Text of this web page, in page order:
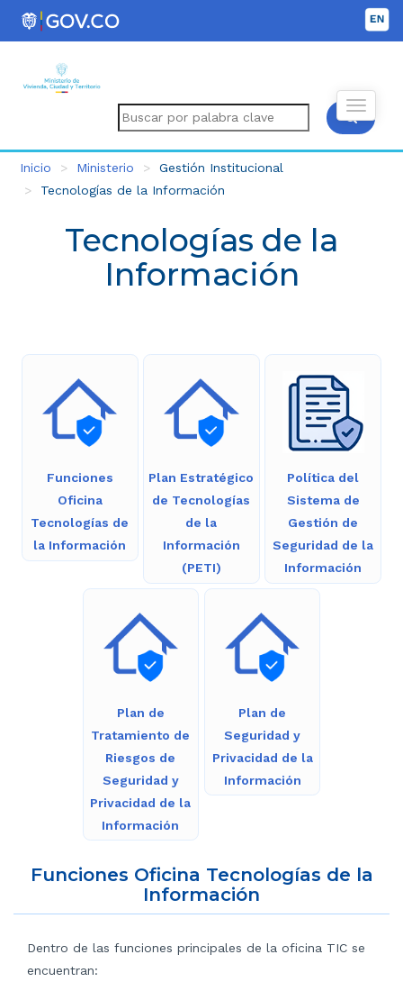
Inicio Ministerio
Gestión Institucional
Tecnologías de la Información
Tecnologías de la
Información
Funciones
Oficina
Tecnologías de
la Información
Plan Estratégico
de Tecnologías
de la
Información
(PETI)
Política del
Sistema de
Gestión de
Seguridad de la
Información
Plan de
Tratamiento de
Riesgos de
Seguridad y
Privacidad de la
Información
Plan de
Seguridad y
Privacidad de la
Información
Funciones Oficina Tecnologías de la
Información
Dentro de las funciones principales de la oficina TIC se
encuentran: